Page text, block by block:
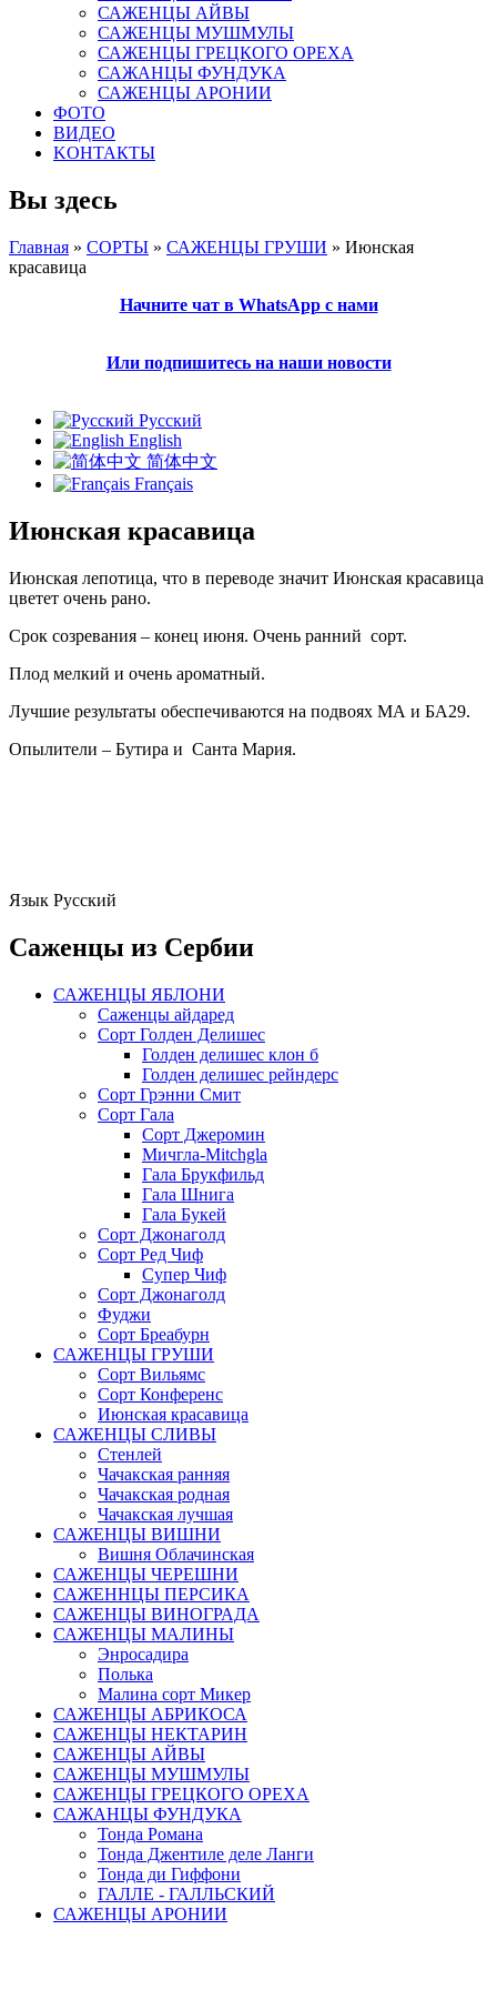
САЖЕНЦЫ АЙВЫ
САЖЕНЦЫ МУШМУЛЫ
САЖЕНЦЫ ГРЕЦКОГО ОРЕХА
САЖАНЦЫ ФУНДУКА
САЖЕНЦЫ АРОНИИ
ФОТО
ВИДЕО
KОНТАКТЫ
Вы здесь
Главная » СОРТЫ » САЖЕНЦЫ ГРУШИ » Июнская
красавица
Начните чат в WhatsApp с нами
Или подпишитесь на наши новости
Русский
English
简体中文
Français
Июнская красавица
Июнская лепотица, что в переводе значит Июнская красавица
цветет очень рано.
Срок созревания – конец июня. Очень ранний сорт.
Плод мелкий и очень ароматный.
Лучшие результаты обеспечиваются на подвоях МА и БА29.
Опылители – Бутира и Санта Мария.
Язык Русский
Саженцы из Сербии
САЖЕНЦЫ ЯБЛОНИ
Саженцы айдаред
Сорт Голден Делишес
Голден делишес клон б
Голден делишес рейндерс
Сорт Грэнни Смит
Сорт Гала
Сорт Джеромин
Мичгла-Mitchgla
Гала Брукфильд
Гала Шнига
Гала Букей
Сорт Джонаголд
Сорт Ред Чиф
Супер Чиф
Сорт Джонаголд
Фуджи
Сорт Бреабурн
САЖЕНЦЫ ГРУШИ
Сорт Вильямс
Сорт Конференс
Июнская красавица
САЖЕНЦЫ СЛИВЫ
Стенлей
Чачакская ранняя
Чачакская родная
Чачакская лучшая
САЖЕНЦЫ ВИШНИ
Вишня Облачинская
САЖЕНЦЫ ЧЕРЕШНИ
САЖЕННЦЫ ПЕРСИКА
САЖЕНЦЫ ВИНОГРАДА
САЖЕНЦЫ МАЛИНЫ
Энросадира
Полька
Малина сорт Микер
САЖЕНЦЫ АБРИКОСА
САЖЕНЦЫ НЕКТАРИН
САЖЕНЦЫ АЙВЫ
САЖЕНЦЫ МУШМУЛЫ
САЖЕНЦЫ ГРЕЦКОГО ОРЕХА
САЖАНЦЫ ФУНДУКА
Тонда Романа
Тонда Джентиле деле Ланги
Тонда ди Гиффони
ГАЛЛЕ - ГАЛЛЬСКИЙ
САЖЕНЦЫ АРОНИИ